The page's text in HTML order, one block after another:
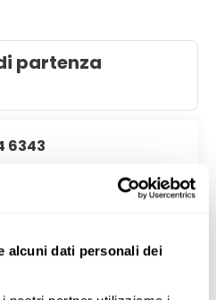
alcuni dati personali dei
partenza
6343